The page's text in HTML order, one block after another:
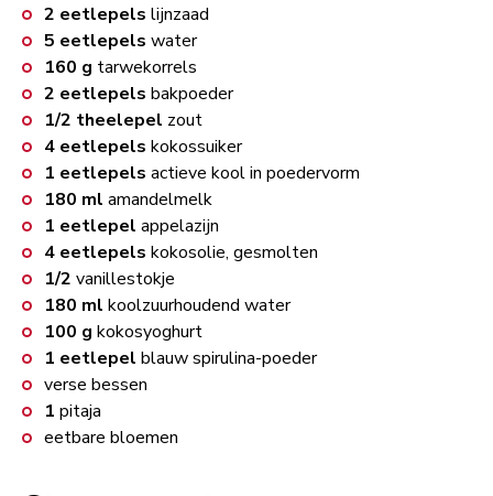
2 eetlepels lijnzaad
5 eetlepels water
160 g tarwekorrels
2 eetlepels bakpoeder
1/2 theelepel zout
4 eetlepels kokossuiker
1 eetlepels actieve kool in poedervorm
180 ml amandelmelk
1 eetlepel appelazijn
4 eetlepels kokosolie, gesmolten
1/2 vanillestokje
180 ml koolzuurhoudend water
100 g kokosyoghurt
1 eetlepel blauw spirulina-poeder
verse bessen
1 pitaja
eetbare bloemen